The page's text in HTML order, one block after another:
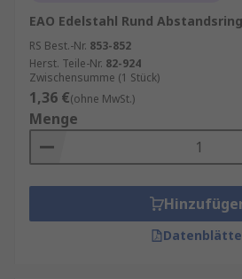
EAO Edelstahl Rund
RS Best.-Nr. 853-852
Herst. Teile-Nr. 82-924
Zwischensumme (1 Stück)
1,36 €(ohne MwSt.)
Menge